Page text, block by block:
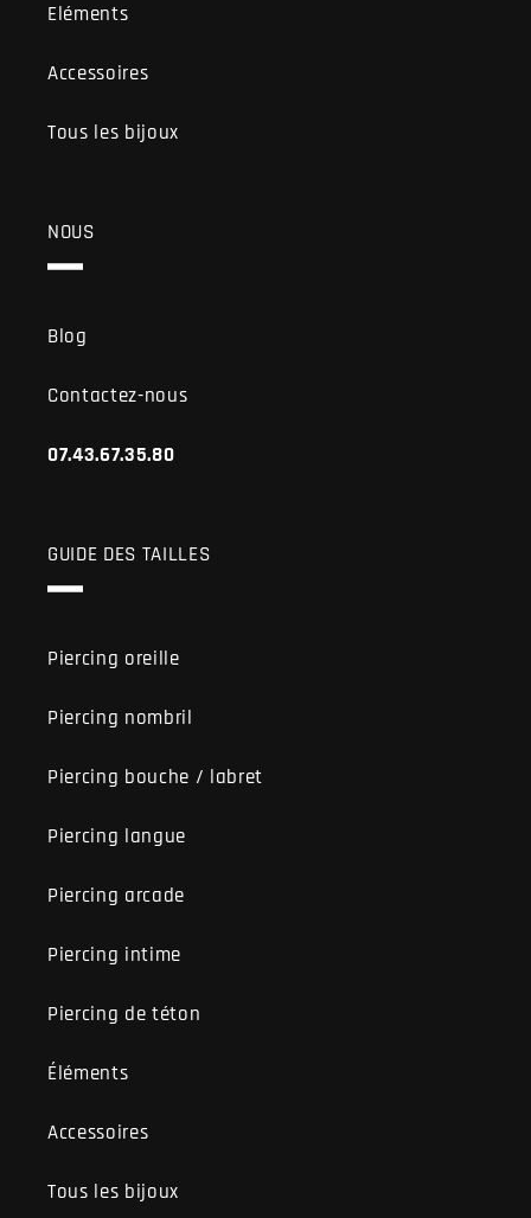
Eléments
Accessoires
Tous les bijoux
NOUS
Blog
Contactez-nous
07.43.67.35.80
GUIDE DES TAILLES
Piercing oreille
Piercing nombril
Piercing bouche / labret
Piercing langue
Piercing arcade
Piercing intime
Piercing de téton
Éléments
Accessoires
Tous les bijoux